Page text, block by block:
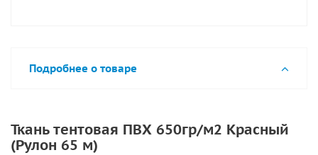
Подробнее о товаре
Ткань тентовая ПВХ 650гр/м2 Красный
(Рулон 65 м)